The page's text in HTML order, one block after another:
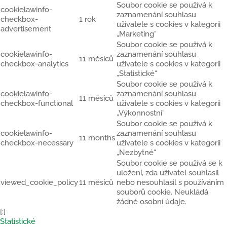
cookielawinfo-
checkbox-
advertisement
1 rok
Soubor cookie se používá k
zaznamenání souhlasu
uživatele s cookies v kategorii
„Marketing“
cookielawinfo-
checkbox-analytics
11 měsíců
Soubor cookie se používá k
zaznamenání souhlasu
uživatele s cookies v kategorii
„Statistické“
cookielawinfo-
checkbox-functional
11 měsíců
Soubor cookie se používá k
zaznamenání souhlasu
uživatele s cookies v kategorii
„Výkonnostní“
cookielawinfo-
checkbox-necessary
11 months
Soubor cookie se používá k
zaznamenání souhlasu
uživatele s cookies v kategorii
„Nezbytné“
viewed_cookie_policy11 měsíců
Soubor cookie se používá se k
uložení, zda uživatel souhlasil
nebo nesouhlasil s používáním
souborů cookie. Neukládá
žádné osobní údaje.
[:]
Statistické